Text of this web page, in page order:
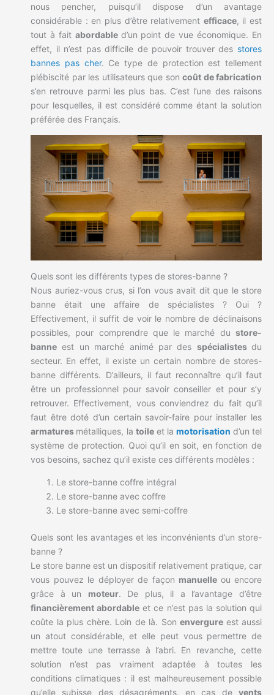
nous pencher, puisqu’il dispose d’un avantage
considérable : en plus d’être relativement efficace, il est
tout à fait abordable d’un point de vue économique. En
effet, il n’est pas difficile de pouvoir trouver des stores
bannes pas cher. Ce type de protection est tellement
plébiscité par les utilisateurs que son coût de fabrication
s’en retrouve parmi les plus bas. C’est l’une des raisons
pour lesquelles, il est considéré comme étant la solution
préférée des Français.
Quels sont les différents types de stores-banne ?
Nous auriez-vous crus, si l’on vous avait dit que le store
banne était une affaire de spécialistes ? Oui ?
Effectivement, il suffit de voir le nombre de déclinaisons
possibles, pour comprendre que le marché du store-
banne est un marché animé par des spécialistes du
secteur. En effet, il existe un certain nombre de stores-
banne différents. D’ailleurs, il faut reconnaître qu’il faut
être un professionnel pour savoir conseiller et pour s’y
retrouver. Effectivement, vous conviendrez du fait qu’il
faut être doté d’un certain savoir-faire pour installer les
armatures métalliques, latoile et lamotorisation d’un tel
système de protection. Quoi qu’il en soit, en fonction de
vos besoins, sachez qu’il existe ces différents modèles :
Le store-banne coffre intégral
Le store-banne avec coffre
Le store-banne avec semi-coffre
Quels sont les avantages et les inconvénients d’un store-
banne ?
Le store banne est un dispositif relativement pratique, car
vous pouvez le déployer de façon manuelle ou encore
grâce à un moteur. De plus, il a l’avantage d’être
financièrement abordable et ce n’est pas la solution qui
coûte la plus chère. Loin de là. Son envergure est aussi
un atout considérable, et elle peut vous permettre de
mettre toute une terrasse à l’abri. En revanche, cette
solution n’est pas vraiment adaptée à toutes les
conditions climatiques : il est malheureusement possible
qu’elle subisse des désagréments, en cas de vents